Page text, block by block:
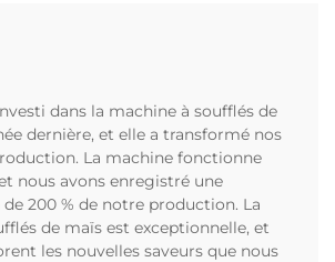
dans la machine à soufflés de
dernière, et elle a transformé nos
La machine fonctionne
nous avons enregistré une
200 % de notre production. La
de maïs est exceptionnelle, et
les nouvelles saveurs que nous